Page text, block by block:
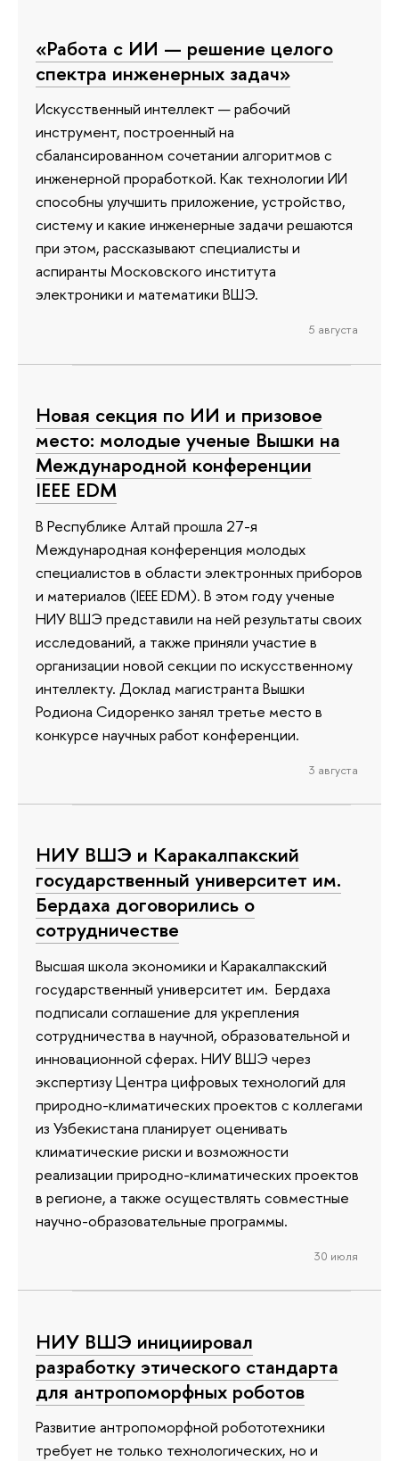
«Работа с ИИ — решение целого
спектра инженерных задач»
Искусственный интеллект — рабочий
инструмент, построенный на
сбалансированном сочетании алгоритмов с
инженерной проработкой. Как технологии ИИ
способны улучшить приложение, устройство,
систему и какие инженерные задачи решаются
при этом, рассказывают специалисты и
аспиранты Московского института
электроники и математики ВШЭ.
5 августа
Новая секция по ИИ и призовое
место: молодые ученые Вышки на
Международной конференции
IEEE EDM
В Республике Алтай прошла 27-я
Международная конференция молодых
специалистов в области электронных приборов
и материалов (IEEE EDM). В этом году ученые
НИУ ВШЭ представили на ней результаты своих
исследований, а также приняли участие в
организации новой секции по искусственному
интеллекту. Доклад магистранта Вышки
Родиона Сидоренко занял третье место в
конкурсе научных работ конференции.
3 августа
НИУ ВШЭ и Каракалпакский
государственный университет им.
Бердаха договорились о
сотрудничестве
Высшая школа экономики и Каракалпакский
государственный университет им. Бердаха
подписали соглашение для укрепления
сотрудничества в научной, образовательной и
инновационной сферах. НИУ ВШЭ через
экспертизу Центра цифровых технологий для
природно-климатических проектов с коллегами
из Узбекистана планирует оценивать
климатические риски и возможности
реализации природно-климатических проектов
в регионе, а также осуществлять совместные
научно-образовательные программы.
30 июля
НИУ ВШЭ инициировал
разработку этического стандарта
для антропоморфных роботов
Развитие антропоморфной робототехники
требует не только технологических, но и